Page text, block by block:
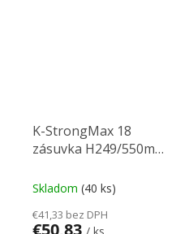
K-StrongMax 18
zásuvka H249/550mm
Skladom (40 ks)
€41,33 bez DPH
€50,83